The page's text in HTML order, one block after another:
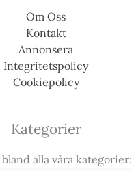
Om Oss
Kontakt
Annonsera
Integritetspolicy
Cookiepolicy
Kategorier
alla våra kategorier: